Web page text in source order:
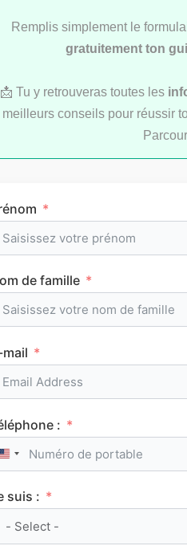
Comment réviser
au lycée ?
Service Civique : les
de motivation
Remplis simplement le
gratuitement ton
📩 Tu y retrouveras toutes les
meilleurs conseils pour réussir
de famille
:
United States +1
suis :